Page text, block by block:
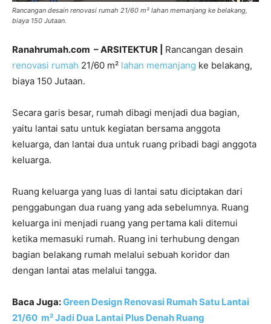
Rancangan desain renovasi rumah 21/60 m² lahan memanjang ke belakang,
biaya 150 Jutaan.
Ranahrumah.com – ARSITEKTUR | Rancangan desain
renovasi rumah 21/60 m² lahan memanjang ke belakang,
biaya 150 Jutaan.
Secara garis besar, rumah dibagi menjadi dua bagian,
yaitu lantai satu untuk kegiatan bersama anggota
keluarga, dan lantai dua untuk ruang pribadi bagi anggota
keluarga.
Ruang keluarga yang luas di lantai satu diciptakan dari
penggabungan dua ruang yang ada sebelumnya. Ruang
keluarga ini menjadi ruang yang pertama kali ditemui
ketika memasuki rumah. Ruang ini terhubung dengan
bagian belakang rumah melalui sebuah koridor dan
dengan lantai atas melalui tangga.
Baca Juga:Green Design Renovasi Rumah Satu Lantai
21/60 m² Jadi Dua Lantai Plus Denah Ruang